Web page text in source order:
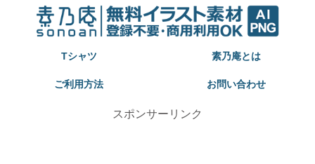
Tシャツ 素乃庵とは
ご利用方法 お問い合わせ
スポンサーリンク